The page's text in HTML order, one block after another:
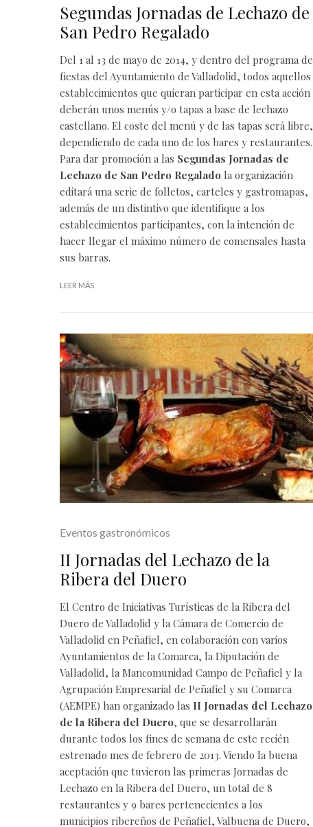
Segundas Jornadas de Lechazo de
San Pedro Regalado
Del 1 al 13 de mayo de 2014, y dentro del programa de
fiestas del Ayuntamiento de Valladolid, todos aquellos
establecimientos que quieran participar en esta acción
deberán unos menús y/o tapas a base de lechazo
castellano. El coste del menú y de las tapas será libre,
dependiendo de cada uno de los bares y restaurantes.
Para dar promoción a las Segundas Jornadas de
Lechazo de San Pedro Regalado la organización
editará una serie de folletos, carteles y gastromapas,
además de un distintivo que identifique a los
establecimientos participantes, con la intención de
hacer llegar el máximo número de comensales hasta
sus barras.
LEER MÁS
Eventos gastronómicos
II Jornadas del Lechazo de la
Ribera del Duero
El Centro de Iniciativas Turísticas de la Ribera del
Duero de Valladolid y la Cámara de Comercio de
Valladolid en Peñafiel, en colaboración con varios
Ayuntamientos de la Comarca, la Diputación de
Valladolid, la Mancomunidad Campo de Peñafiel y la
Agrupación Empresarial de Peñafiel y su Comarca
(AEMPE) han organizado las II Jornadas del Lechazo
de la Ribera del Duero, que se desarrollarán
durante todos los fines de semana de este recién
estrenado mes de febrero de 2013. Viendo la buena
aceptación que tuvieron las primeras Jornadas de
Lechazo en la Ribera del Duero, un total de 8
restaurantes y 9 bares pertenecientes a los
municipios ribereños de Peñafiel, Valbuena de Duero,